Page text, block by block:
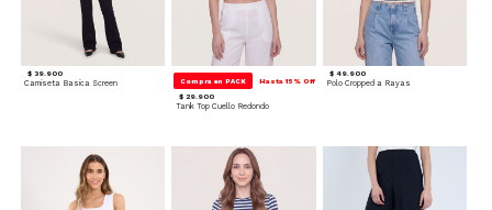
$ 39.900
Camiseta Basica Screen Compra en PACK Hasta 15% Off
$ 29.900
Tank Top Cuello Redondo
$ 49.900
Polo Cropped a Rayas